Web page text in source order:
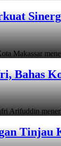
Bahas
Tinjau